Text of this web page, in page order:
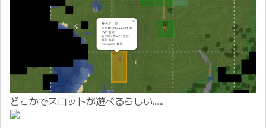
どこかでスロットが遊べるらしい……